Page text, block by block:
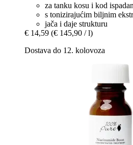
za tanku kosu i kod
s tonizirajućim biljnim
jača i daje strukturu
€ 14,59 (€ 145,90 / l)
Dostava do 12. kolovoza